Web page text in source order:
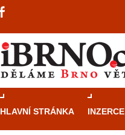
HLAVNÍ STRÁNKA INZERCE